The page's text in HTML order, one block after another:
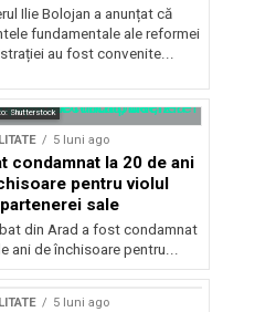
Ilie Bolojan a anunțat că
fundamentale ale reformei
au fost convenite...
Shutterstock
5 luni ago
condamnat la 20 de ani
pentru violul
sale
din Arad a fost condamnat
ani de închisoare pentru...
5 luni ago